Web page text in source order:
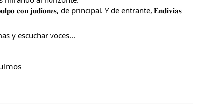
𝐜𝐨𝐧 𝐣𝐮𝐝𝐢𝐨𝐧𝐞𝐬, de principal. Y de entrante, 𝐄𝐧𝐝𝐢𝐯𝐢𝐚𝐬
y escuchar voces...